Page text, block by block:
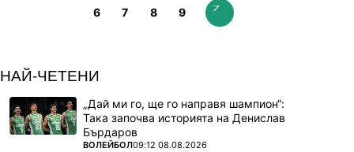
6 7 8 9
НАЙ-ЧЕТЕНИ
„Дай ми го, ще го направя шампион“:
Така започва историята на Денислав
Бърдаров
ПОВЕЧЕ ОТ
ВОЛЕЙБОЛ09:12 08.08.2026